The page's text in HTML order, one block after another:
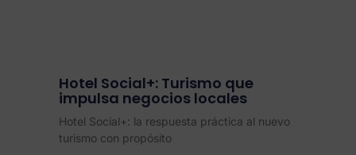
Hotel Social+: Turismo que
impulsa negocios locales
Hotel Social+: la respuesta práctica al nuevo
turismo con propósito